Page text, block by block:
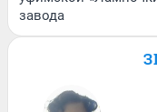
завода